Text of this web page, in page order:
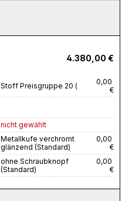
4.380,00 €
Stoff Preisgruppe 20 (
0,00
€
nicht gewählt
Metallkufe verchromt
glänzend (Standard)
0,00
€
ohne Schraubknopf
(Standard)
0,00
€